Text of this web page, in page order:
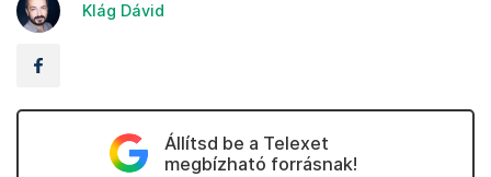
Klág Dávid
Állítsd be a Telexet
megbízható forrásnak!